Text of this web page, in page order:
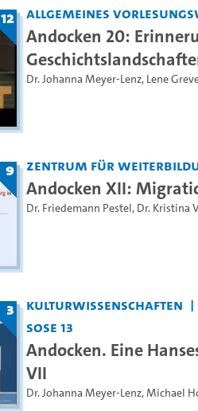
12 Allgemeines
Andocken 20:
Dr. Johanna Meyer-Lenz, Lene
9 Zentrum für
Andocken XII:
Dr. Friedemann Pestel, Dr. Kristina
3 Kulturwissenschaften
SoSe 13
Andocken. Eine
VII
Dr. Johanna Meyer-Lenz,Michael